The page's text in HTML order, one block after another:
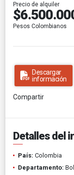
Precio de alquiler
Pesos Colombianos
Descargar
información
Compartir
Detalles del
País: Colombia
Departamento: